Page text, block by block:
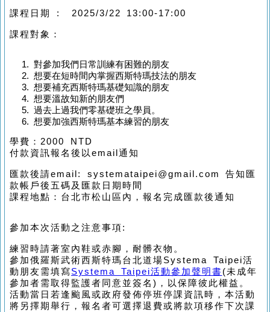
課程日期 : 2025/3/22 13:00-17:00
課程對象：
對參加我們日常訓練有困難的朋友
想要在短時間內掌握西斯特瑪技法的朋友
想要補充西斯特瑪基礎知識的朋友
想要溫故知新的朋友們
過去上過我們零基礎班之學員。
想要加強西斯特瑪基本練習的朋友
學費：2000 NTD
付款資訊報名後以email通知
匯款後請email: systemataipei@gmail.com 告知匯
款帳戶後五碼及匯款日期時間
課程地點：台北市松山區內，報名完成匯款後通知
參加本次活動之注意事項:
練習時請著室內鞋或赤腳，耐髒衣物。
參加俄羅斯武術西斯特瑪台北道場Systema Taipei活
動朋友需填寫Systema Taipei活動參加聲明書(未成年
參加者需取得監護者同意並簽名)，以保障彼此權益。
活動當日若逢颱風或政府發佈停班停課資訊時，本活動
將另擇期舉行，報名者可選擇退費或將款項移作下次課